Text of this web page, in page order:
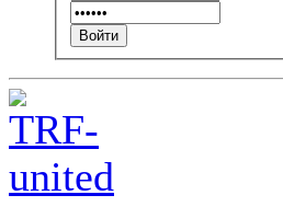
Войти